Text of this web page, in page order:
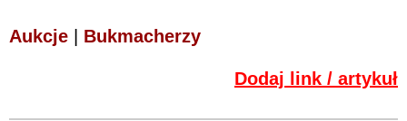
Aukcje Bukmacherzy
Dodaj link / artykuł